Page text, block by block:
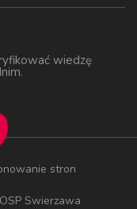
wiedzę
stron
Swierzawa